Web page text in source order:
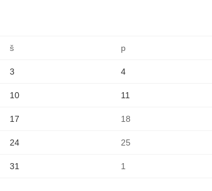
š p
3 4
10 11
17 18
24 25
31 1